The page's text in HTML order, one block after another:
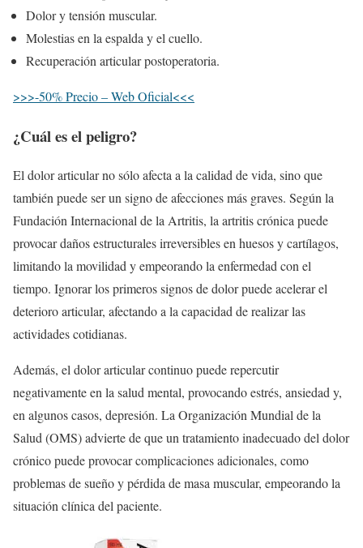
Dolor y tensión muscular.
Molestias en la espalda y el cuello.
Recuperación articular postoperatoria.
>>>-50% Precio – Web Oficial<<<
¿Cuál es el peligro?
El dolor articular no sólo afecta a la calidad de vida, sino que
también puede ser un signo de afecciones más graves. Según la
Fundación Internacional de la Artritis, la artritis crónica puede
provocar daños estructurales irreversibles en huesos y cartílagos,
limitando la movilidad y empeorando la enfermedad con el
tiempo. Ignorar los primeros signos de dolor puede acelerar el
deterioro articular, afectando a la capacidad de realizar las
actividades cotidianas.
Además, el dolor articular continuo puede repercutir
negativamente en la salud mental, provocando estrés, ansiedad y,
en algunos casos, depresión. La Organización Mundial de la
Salud (OMS) advierte de que un tratamiento inadecuado del dolor
crónico puede provocar complicaciones adicionales, como
problemas de sueño y pérdida de masa muscular, empeorando la
situación clínica del paciente.